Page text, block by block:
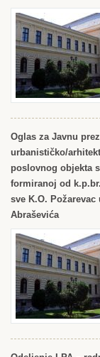
Grada...
Oglas za Javnu
urbanističko/
poslovnog objekta
formiranoj od k.p.br.
sve K.O.
Abraševića